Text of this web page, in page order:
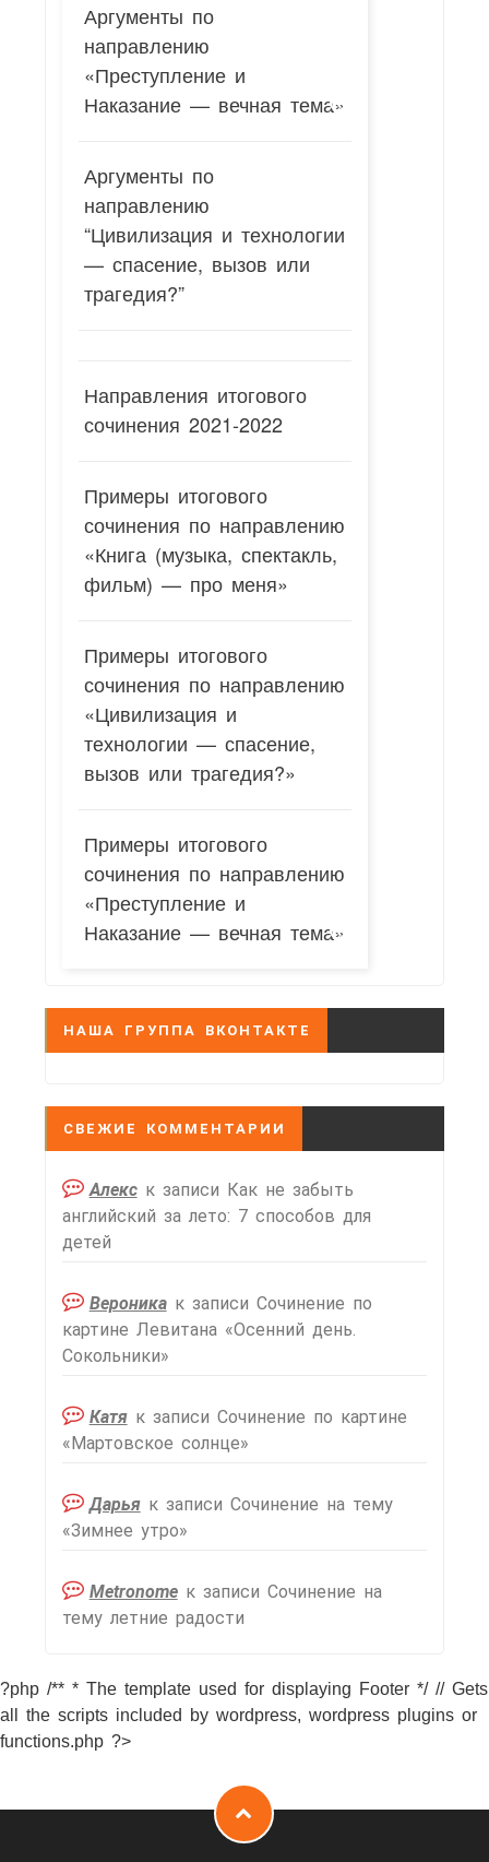
Аргументы по
направлению
«Преступление и
Наказание — вечная тема»
Аргументы по
направлению
“Цивилизация и технологии
— спасение, вызов или
трагедия?”
Направления итогового
сочинения 2021-2022
Примеры итогового
сочинения по направлению
«Книга (музыка, спектакль,
фильм) — про меня»
Примеры итогового
сочинения по направлению
«Цивилизация и
технологии — спасение,
вызов или трагедия?»
Примеры итогового
сочинения по направлению
«Преступление и
Наказание — вечная тема»
НАША ГРУППА ВКОНТАКТЕ
СВЕЖИЕ КОММЕНТАРИИ
Алекск записи Как не забыть
английский за лето: 7 способов для
детей
Вероникак записи Сочинение по
картине Левитана «Осенний день.
Сокольники»
Катяк записи Сочинение по картине
«Мартовское солнце»
Дарьяк записи Сочинение на тему
«Зимнее утро»
Metronomeк записи Сочинение на
тему летние радости
?php /** * The template used for displaying Footer */ // Gets
all the scripts included by wordpress, wordpress plugins or
functions.php ?>